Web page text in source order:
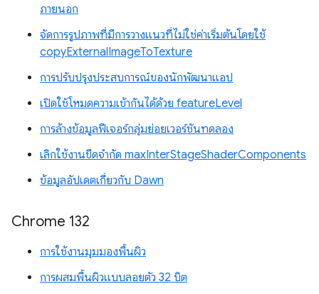
ภายนอก
จัดการรูปภาพที่มีการวางแนวที่ไม่ใช่ค่าเริ่มต้นโดยใช้
copyExternalImageToTexture
การปรับปรุงประสบการณ์ของนักพัฒนาแอป
เปิดใช้โหมดความเข้ากันได้ด้วย featureLevel
การล้างข้อมูลฟีเจอร์กลุ่มย่อยเวอร์ชันทดลอง
เลิกใช้งานขีดจำกัด maxInterStageShaderComponents
ข้อมูลอัปเดตเกี่ยวกับ Dawn
Chrome 132
การใช้งานมุมมองพื้นผิว
การผสมพื้นผิวแบบลอยตัว 32 บิต